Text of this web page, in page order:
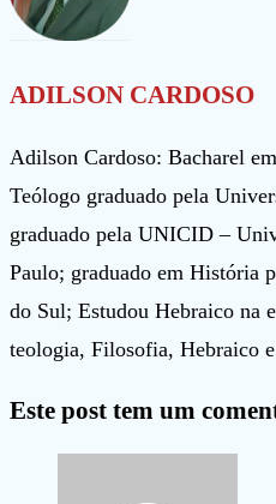
ADILSON CARDOSO
Adilson Cardoso: Bacharel
Teólogo graduado pela
graduado pela UNICID –
Paulo; graduado em História
do Sul; Estudou Hebraico na
teologia, Filosofia, Hebraico
Este post tem um